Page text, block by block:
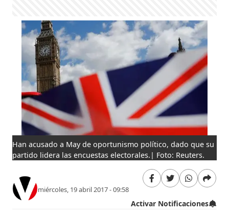
Han acusado a May de oportunismo político, dado que su
partido lidera las encuestas electorales.| Foto: Reuters.
miércoles, 19 abril 2017 - 09:58
Activar Notificaciones